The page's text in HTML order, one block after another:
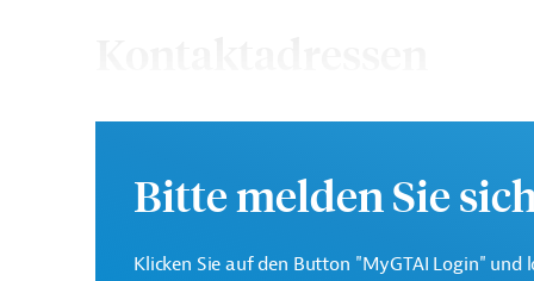
Weltbank
Die Weltbankgruppe
Bitte melden Sie
Klicken Sie auf den Button "MyGTAI Login" und